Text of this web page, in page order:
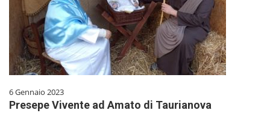
6 Gennaio 2023
Presepe Vivente ad Amato di Taurianova